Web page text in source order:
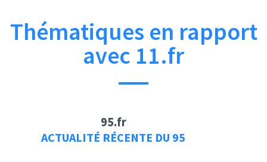
Thématiques en rapport
avec 11.fr
95.fr
ACTUALITÉ RÉCENTE DU 95